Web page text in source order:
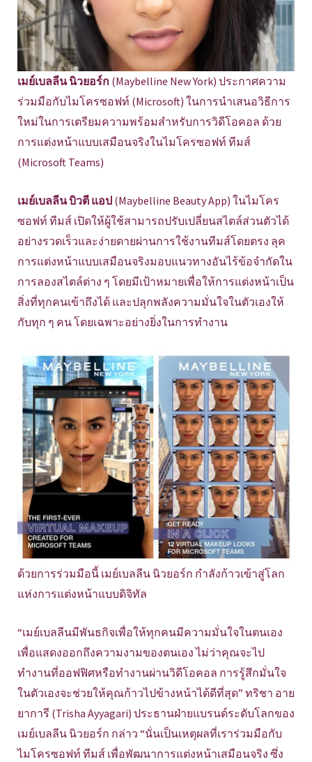
เมย์เบลลีน นิวยอร์ก (Maybelline New York) ประกาศความ
ร่วมมือกับไมโครซอฟท์ (Microsoft) ในการนำเสนอวิธีการ
ใหม่ในการเตรียมความพร้อมสำหรับการวิดีโอคอล ด้วย
การแต่งหน้าแบบเสมือนจริงในไมโครซอฟท์ ทีมส์
(Microsoft Teams)
เมย์เบลลีน บิวตี แอป (Maybelline Beauty App) ในไมโคร
ซอฟท์ ทีมส์ เปิดให้ผู้ใช้สามารถปรับเปลี่ยนสไตล์ส่วนตัวได้
อย่างรวดเร็วและง่ายดายผ่านการใช้งานทีมส์โดยตรง ลุค
การแต่งหน้าแบบเสมือนจริงมอบแนวทางอันไร้ข้อจำกัดใน
การลองสไตล์ต่าง ๆ โดยมีเป้าหมายเพื่อให้การแต่งหน้าเป็น
สิ่งที่ทุกคนเข้าถึงได้ และปลุกพลังความมั่นใจในตัวเองให้
กับทุก ๆ คน โดยเฉพาะอย่างยิ่งในการทำงาน
ด้วยการร่วมมือนี้ เมย์เบลลีน นิวยอร์ก กำลังก้าวเข้าสู่โลก
แห่งการแต่งหน้าแบบดิจิทัล
“เมย์เบลลีนมีพันธกิจเพื่อให้ทุกคนมีความมั่นใจในตนเอง
เพื่อแสดงออกถึงความงามของตนเอง ไม่ว่าคุณจะไป
ทำงานที่ออฟฟิศหรือทำงานผ่านวิดีโอคอล การรู้สึกมั่นใจ
ในตัวเองจะช่วยให้คุณก้าวไปข้างหน้าได้ดีที่สุด” ทริชา อาย
ยาการี (Trisha Ayyagari) ประธานฝ่ายแบรนด์ระดับโลกของ
เมย์เบลลีน นิวยอร์ก กล่าว “นั่นเป็นเหตุผลที่เราร่วมมือกับ
ไมโครซอฟท์ ทีมส์ เพื่อพัฒนาการแต่งหน้าเสมือนจริง ซึ่ง